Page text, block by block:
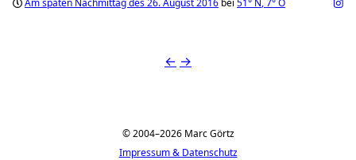
Am späten Nachmittag des 26. August 2016 bei 51° N,7°O
← →
© 2004–2026 Marc Görtz
Impressum & Datenschutz